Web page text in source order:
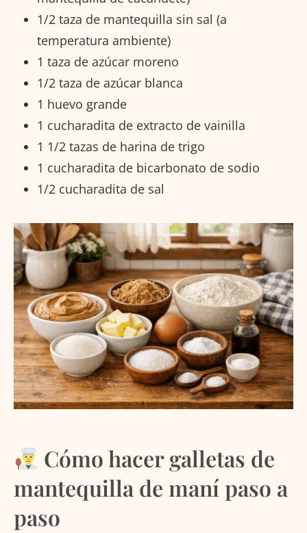
1/2 taza de mantequilla sin sal (a
temperatura ambiente)
1 taza de azúcar moreno
1/2 taza de azúcar blanca
1 huevo grande
1 cucharadita de extracto de vainilla
1 1/2 tazas de harina de trigo
1 cucharadita de bicarbonato de sodio
1/2 cucharadita de sal
Cómo hacer galletas de
mantequilla de maní paso a
paso